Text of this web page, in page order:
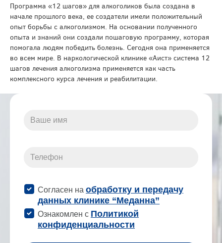
Программа «12 шагов» для алкоголиков была создана в
начале прошлого века, ее создатели имели положительный
опыт борьбы с алкоголизмом. На основании полученного
опыта и знаний они создали пошаговую программу, которая
помогала людям победить болезнь. Сегодня она применяется
во всем мире. В наркологической клинике «Аист» система 12
шагов лечения алкоголизма применяется как часть
комплексного курса лечения и реабилитации.